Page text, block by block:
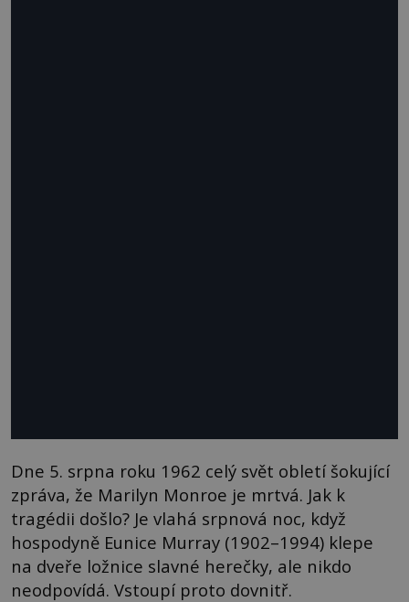
Dne 5. srpna roku 1962 celý svět obletí šokující
zpráva, že Marilyn Monroe je mrtvá. Jak k
tragédii došlo? Je vlahá srpnová noc, když
hospodyně Eunice Murray (1902–1994) klepe
na dveře ložnice slavné herečky, ale nikdo
neodpovídá. Vstoupí proto dovnitř.